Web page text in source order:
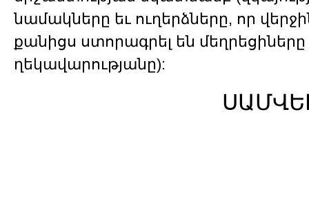
նամակները եւ ուղերձները, որ
քանիցս ստորագրել են մեղրեցիները
ղեկավարությանը):